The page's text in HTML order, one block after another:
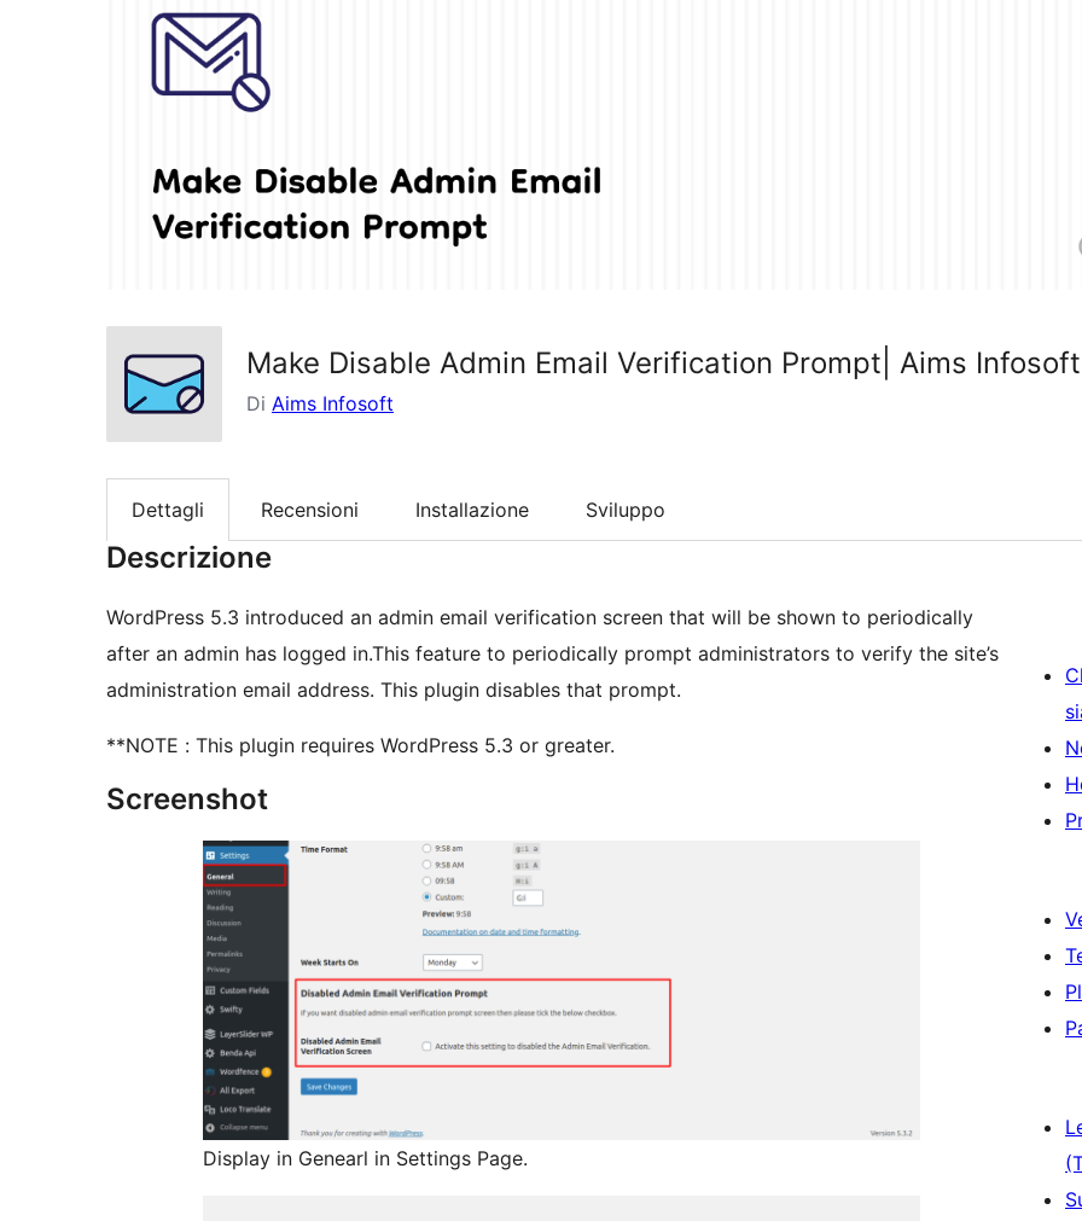
Make Disable Admin Email Verification Prompt| Aims Infosoft
Di Aims Infosoft
Dettagli Recensioni Installazione Sviluppo
Descrizione
WordPress 5.3 introduced an admin email verification screen that will be shown to periodically
after an admin has logged in.This feature to periodically prompt administrators to verify the site’s
administration email address. This plugin disables that prompt.
**NOTE : This plugin requires WordPress 5.3 or greater.
Screenshot
Display in Genearl in Settings Page.